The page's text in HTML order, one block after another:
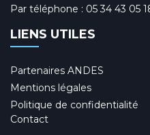
Par téléphone : 05 34 43 05
LIENS UTILES
Partenaires ANDES
Mentions légales
Politique de confidentialité
Contact